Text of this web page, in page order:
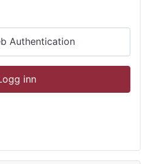
Authentication
inn